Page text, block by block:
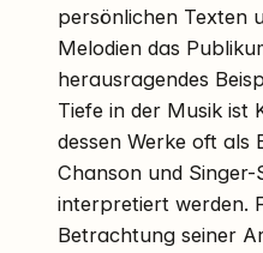
persönlichen Texten
Melodien das
herausragendes
Tiefe in der Musik ist
dessen Werke oft als
Chanson und
interpretiert werden.
Betrachtung seiner